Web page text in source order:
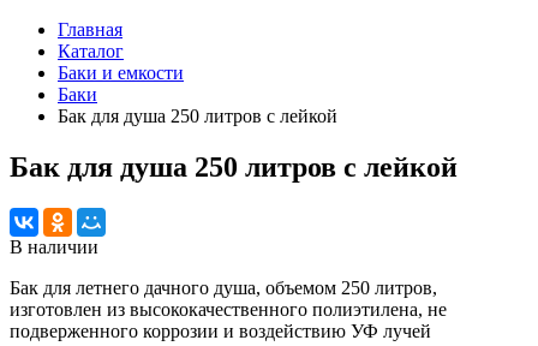
Главная
Каталог
Баки и емкости
Баки
Бак для душа 250 литров с лейкой
Бак для душа 250 литров с лейкой
В наличии
Бак для летнего дачного душа, объемом 250 литров,
изготовлен из высококачественного полиэтилена, не
подверженного коррозии и воздействию УФ лучей